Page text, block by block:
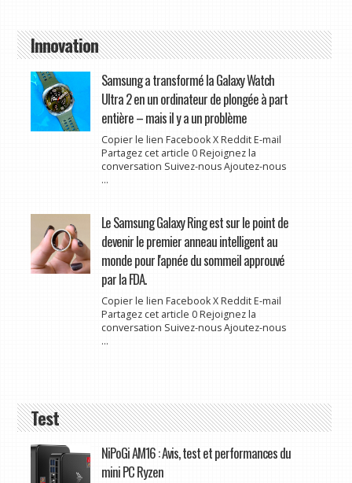
Innovation
Samsung a transformé la Galaxy Watch
Ultra 2 en un ordinateur de plongée à part
entière – mais il y a un problème
Copier le lien Facebook X Reddit E-mail
Partagez cet article 0 Rejoignez la
conversation Suivez-nous Ajoutez-nous
...
Le Samsung Galaxy Ring est sur le point de
devenir le premier anneau intelligent au
monde pour l'apnée du sommeil approuvé
par la FDA.
Copier le lien Facebook X Reddit E-mail
Partagez cet article 0 Rejoignez la
conversation Suivez-nous Ajoutez-nous
...
Test
NiPoGi AM16 : Avis, test et performances du
mini PC Ryzen